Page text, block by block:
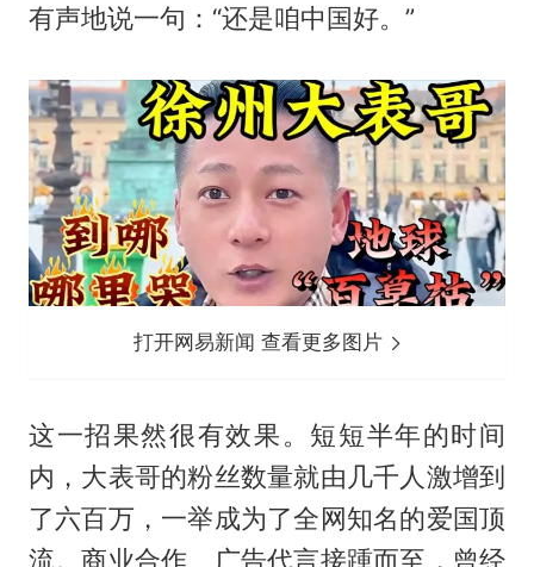
有声地说一句：“还是咱中国好。”
打开网易新闻 查看更多图片
这一招果然很有效果。短短半年的时间
内，大表哥的粉丝数量就由几千人激增到
了六百万，一举成为了全网知名的爱国顶
流。商业合作、广告代言接踵而至，曾经